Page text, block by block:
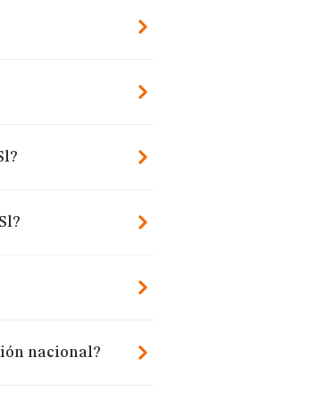
nacional?